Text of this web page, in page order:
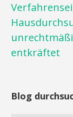
entkräftet
Blog